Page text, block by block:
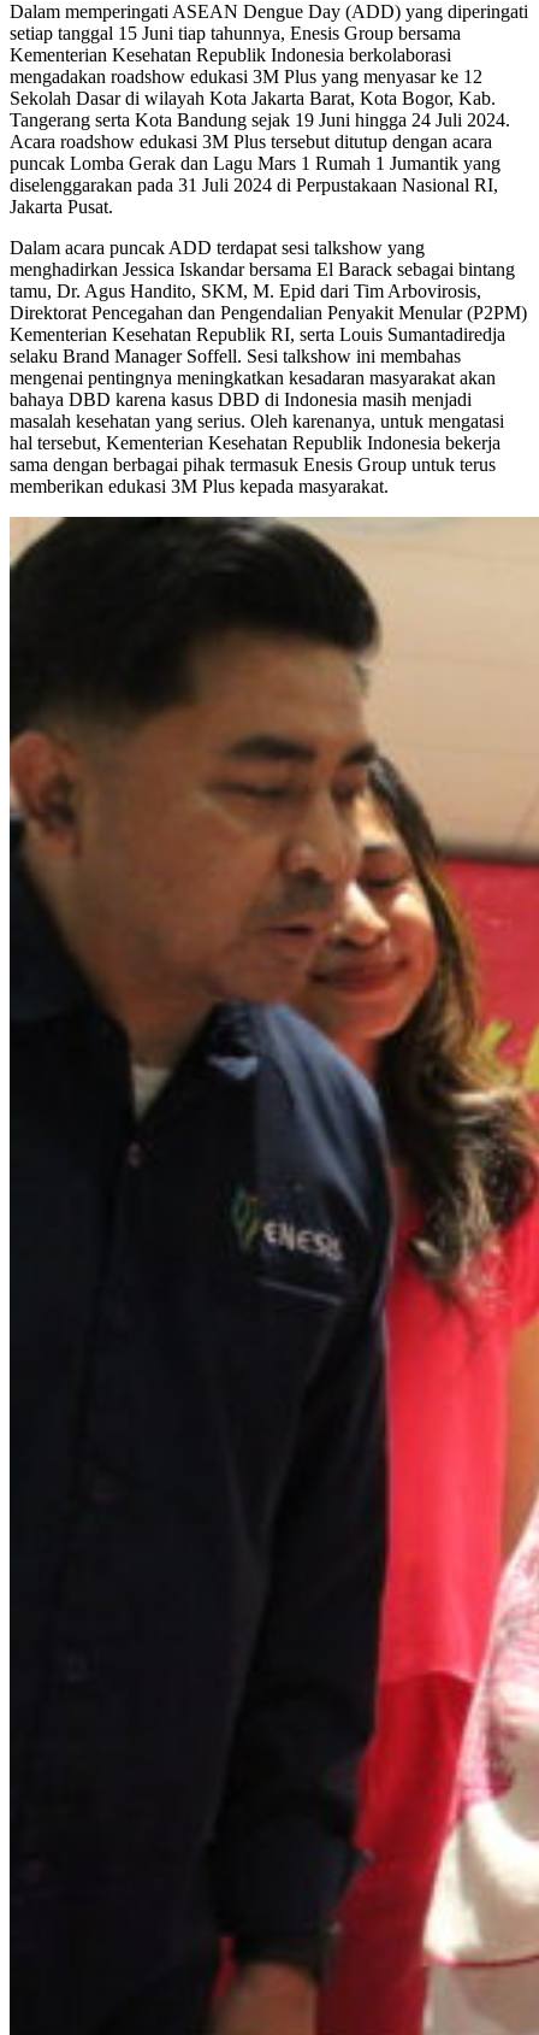
Dalam memperingati ASEAN Dengue Day (ADD) yang diperingati
setiap tanggal 15 Juni tiap tahunnya, Enesis Group bersama
Kementerian Kesehatan Republik Indonesia berkolaborasi
mengadakan roadshow edukasi 3M Plus yang menyasar ke 12
Sekolah Dasar di wilayah Kota Jakarta Barat, Kota Bogor, Kab.
Tangerang serta Kota Bandung sejak 19 Juni hingga 24 Juli 2024.
Acara roadshow edukasi 3M Plus tersebut ditutup dengan acara
puncak Lomba Gerak dan Lagu Mars 1 Rumah 1 Jumantik yang
diselenggarakan pada 31 Juli 2024 di Perpustakaan Nasional RI,
Jakarta Pusat.
Dalam acara puncak ADD terdapat sesi talkshow yang
menghadirkan Jessica Iskandar bersama El Barack sebagai bintang
tamu, Dr. Agus Handito, SKM, M. Epid dari Tim Arbovirosis,
Direktorat Pencegahan dan Pengendalian Penyakit Menular (P2PM)
Kementerian Kesehatan Republik RI, serta Louis Sumantadiredja
selaku Brand Manager Soffell. Sesi talkshow ini membahas
mengenai pentingnya meningkatkan kesadaran masyarakat akan
bahaya DBD karena kasus DBD di Indonesia masih menjadi
masalah kesehatan yang serius. Oleh karenanya, untuk mengatasi
hal tersebut, Kementerian Kesehatan Republik Indonesia bekerja
sama dengan berbagai pihak termasuk Enesis Group untuk terus
memberikan edukasi 3M Plus kepada masyarakat.